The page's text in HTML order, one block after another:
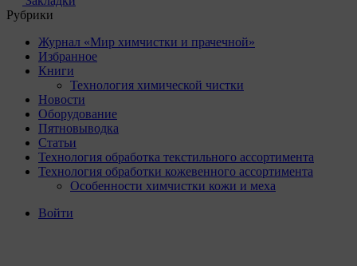
Рубрики
Журнал «Мир химчистки и прачечной»
Избранное
Книги
Технология химической чистки
Новости
Оборудование
Пятновыводка
Статьи
Технология обработка текстильного ассортимента
Технология обработки кожевенного ассортимента
Особенности химчистки кожи и меха
Войти